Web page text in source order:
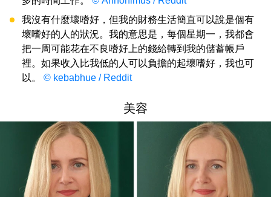
我沒有什麼壞嗜好，但我的財務生活簡直可以說是個有
壞嗜好的人的狀況。我的意思是，每個星期一，我都會
把一周可能花在不良嗜好上的錢給轉到我的儲蓄帳戶
裡。如果收入比我低的人可以負擔的起壞嗜好，我也可
以。 © kebabhue / Reddit
美容